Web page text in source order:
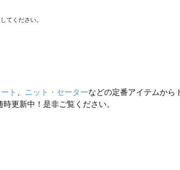
てください。
ト ニット・セーターなどの定番アイテムから
更新中！是非ご覧ください。